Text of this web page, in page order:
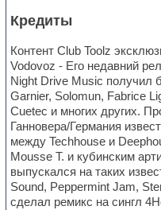
Кредиты
Контент Club Toolz
Vodovoz - Его недавний
Night Drive Music получил
Garnier, Solomun, Fabrice
Cuetec и многих других.
Ганновера/Германия
между Techhouse и
Mousse T. и кубинским
выпускался на таких
Sound, Peppermint Jam,
сделал ремикс на сингл